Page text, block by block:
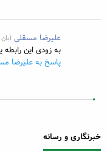
علیرضا مسقلی آبان ۷, ۱۳۹۸ در ۱۲:۵۵
به زودی این
پاسخ به علیرضا
خبرنگاری و رسانه